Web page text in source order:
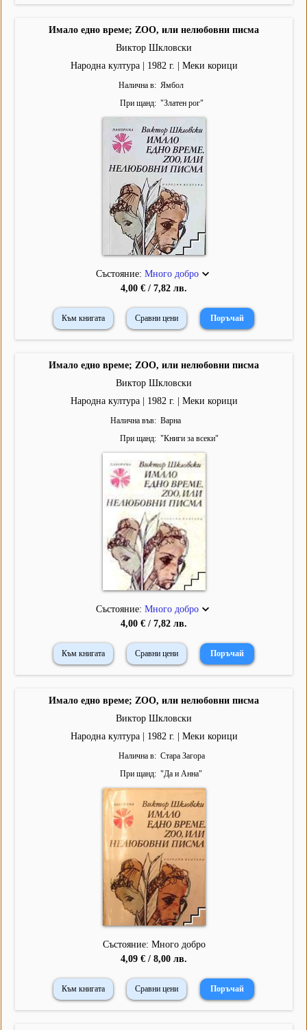
Имало едно време; ZOO, или нелюбовни писма
Виктор Шкловски
Народна култура | 1982 г. | Меки корици
Налична в
Ямбол
При щанд
"Златен рог"
Състояние: Много добро
4,00 € / 7,82 лв.
Към книгата Сравни цени
Имало едно време; ZOO, или нелюбовни писма
Виктор Шкловски
Народна култура | 1982 г. | Меки корици
Налична във
Варна
При щанд
"Книги за всеки"
Състояние: Много добро
4,00 € / 7,82 лв.
Към книгата Сравни цени
Имало едно време; ZOO, или нелюбовни писма
Виктор Шкловски
Народна култура | 1982 г. | Меки корици
Налична в
Стара Загора
При щанд
"Да и Анна"
Състояние: Много добро
4,09 € / 8,00 лв.
Към книгата Сравни цени